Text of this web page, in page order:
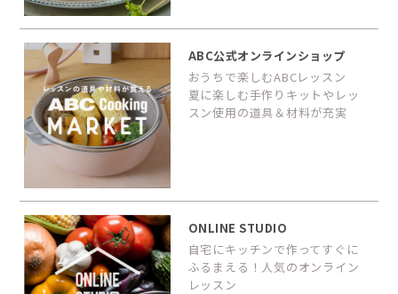
ABC公式オンラインショップ
おうちで楽しむABCレッスン
夏に楽しむ手作りキットやレッ
スン使用の道具＆材料が充実
ONLINE STUDIO
自宅にキッチンで作ってすぐに
ふるまえる！人気のオンライン
レッスン